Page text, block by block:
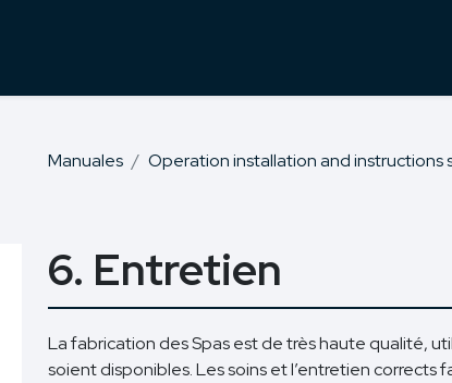
Manuales Operation installation and instructions
6. Entretien
La fabrication des Spas est de très haute qualité,
soient disponibles. Les soins et l’entretien